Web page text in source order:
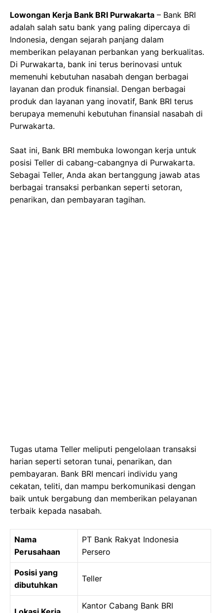
Lowongan Kerja Bank BRI Purwakarta – Bank BRI
adalah salah satu bank yang paling dipercaya di
Indonesia, dengan sejarah panjang dalam
memberikan pelayanan perbankan yang berkualitas.
Di Purwakarta, bank ini terus berinovasi untuk
memenuhi kebutuhan nasabah dengan berbagai
layanan dan produk finansial. Dengan berbagai
produk dan layanan yang inovatif, Bank BRI terus
berupaya memenuhi kebutuhan finansial nasabah di
Purwakarta.
Saat ini, Bank BRI membuka lowongan kerja untuk
posisi Teller di cabang-cabangnya di Purwakarta.
Sebagai Teller, Anda akan bertanggung jawab atas
berbagai transaksi perbankan seperti setoran,
penarikan, dan pembayaran tagihan.
Tugas utama Teller meliputi pengelolaan transaksi
harian seperti setoran tunai, penarikan, dan
pembayaran. Bank BRI mencari individu yang
cekatan, teliti, dan mampu berkomunikasi dengan
baik untuk bergabung dan memberikan pelayanan
terbaik kepada nasabah.
Nama
Perusahaan
PT Bank Rakyat Indonesia
Persero
Posisi yang
dibutuhkan
Teller
Kantor Cabang Bank BRI